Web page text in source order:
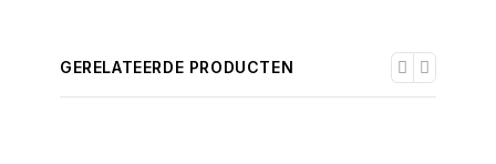
GERELATEERDE PRODUCTEN